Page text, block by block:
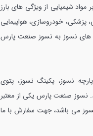
مواد شیمیایی از ویژگی های بارز
پزشکی، خودروسازی، هواپیمایی
های نسوز به نسوز صنعت پارس
نسوز، پکینگ نسوز، پتوی
نسوز صنعت پارس یکی از معتبر
می باشد، جهت سفارش با ما